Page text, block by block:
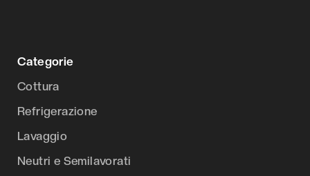
Categorie
Cottura
Refrigerazione
Lavaggio
Neutri e Semilavorati